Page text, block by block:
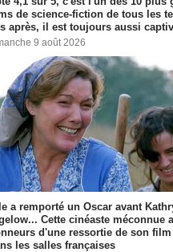
de science-fiction de tous les
après, il est toujours aussi
9 août 2026
a remporté un Oscar avant
Cette cinéaste méconnue
d'une ressortie de son
les salles françaises